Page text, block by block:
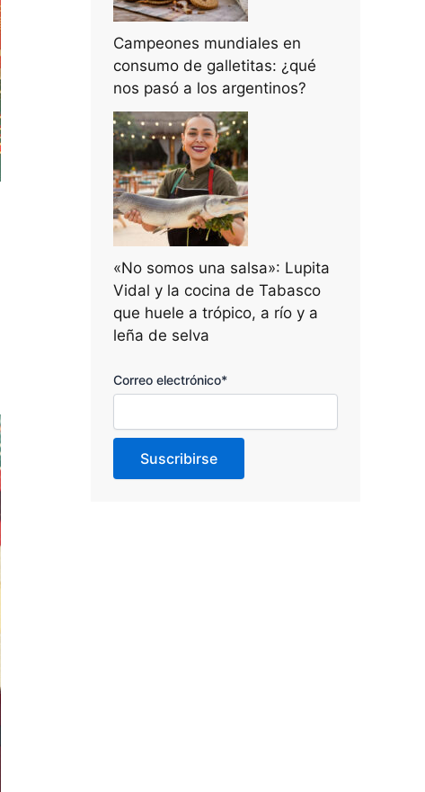
Campeones mundiales en
consumo de galletitas: ¿qué
nos pasó a los argentinos?
«No somos una salsa»: Lupita
Vidal y la cocina de Tabasco
que huele a trópico, a río y a
leña de selva
Correo electrónico*